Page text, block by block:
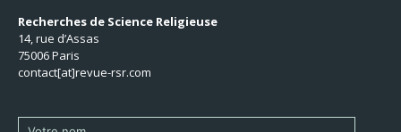
Recherches de Science Religieuse
14, rue d’Assas
75006 Paris
contact[at]revue-rsr.com